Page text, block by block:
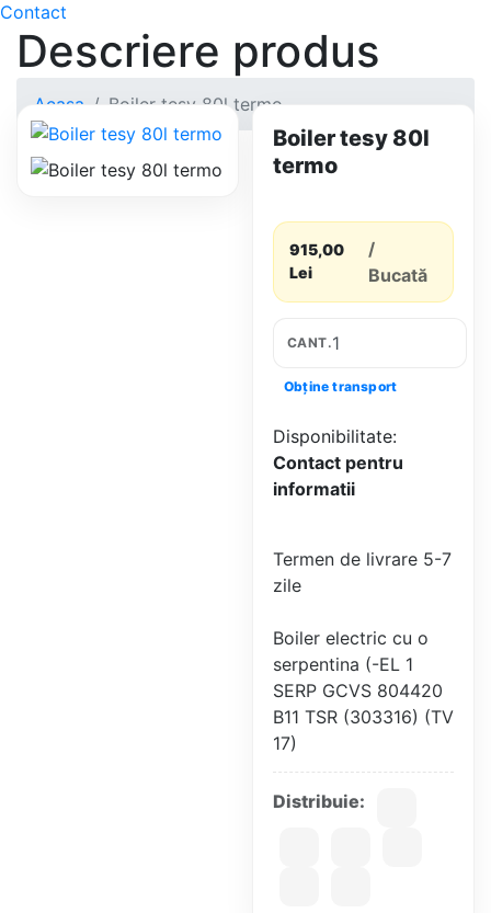
Contact
Descriere produs
Acasa Boiler tesy 80l termo
Boiler tesy 80l
termo
915,00
Lei
/
Bucată
CANT.
Obține transport
Disponibilitate:
Contact pentru
informatii
Termen de livrare 5-7
zile
Boiler electric cu o
serpentina (-EL 1
SERP GCVS 804420
B11 TSR (303316) (TV
Distribuie: